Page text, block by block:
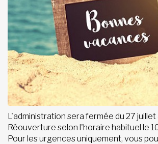
L'administration sera fermée du 27 juillet
Réouverture selon l'horaire habituel le
Pour les urgences uniquement, vous